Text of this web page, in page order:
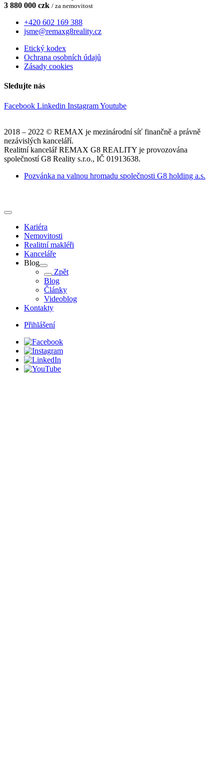
3 880 000 czk / za nemovitost
+420 602 169 388
jsme@remaxg8reality.cz
Etický kodex
Ochrana osobních údajů
Zásady cookies
Sledujte nás
Facebook Linkedin InstagramYoutube
2018 – 2022 © REMAX je mezinárodní síť finančně a právně
nezávislých kanceláří.
Realitní kancelář REMAX G8 REALITY je provozována
společností G8 Reality s.r.o., IČ 01913638.
Pozvánka na valnou hromadu společnosti G8 holding a.s.
Kariéra
Nemovitosti
Realitní makléři
Kanceláře
Blog
Zpět
Blog
Články
Videoblog
Kontakty
Přihlášení